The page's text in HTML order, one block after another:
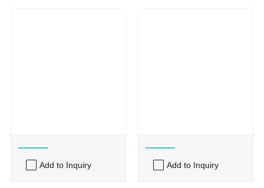
Add to Inquiry Add to Inquiry